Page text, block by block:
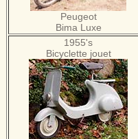
Peugeot
Bima Luxe
1955's
Bicyclette jouet